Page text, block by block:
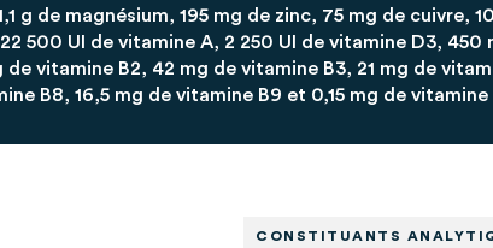
g de magnésium, 195 mg de zinc, 75 mg de cuivre,
500 UI de vitamine A, 2 250 UI de vitamine D3, 450
de vitamine B2, 42 mg de vitamine B3, 21 mg de
B8, 16,5 mg de vitamine B9 et 0,15 mg de vitamine
CONSTITUANTS